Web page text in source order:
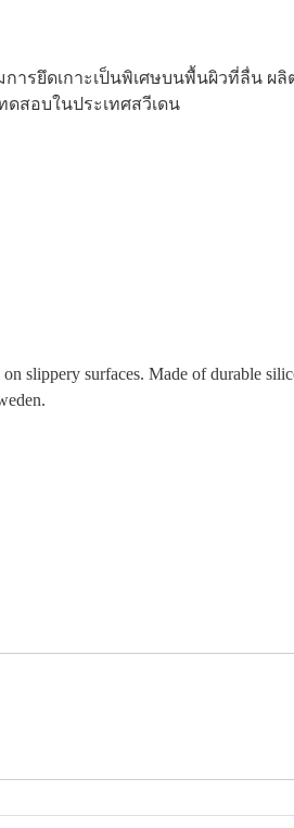
ารยึดเกาะเป็นพิเศษบนพื้นผิวที่ลื่น ผ
ดสอบในประเทศสวีเดน
slippery surfaces. Made of durable